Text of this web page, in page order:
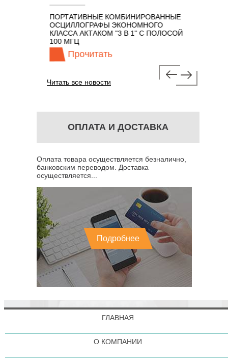
В 1" С ПОЛОСОЙ
ОСЦИЛЛОГРАФЫ KEYSIGHT
TECHNOLOGIES СЕРИИ UXR
Прочитать
Читать все новости
ОПЛАТА И ДОСТАВКА
Оплата товара осуществляется безналично,
банковским переводом. Доставка
осуществляется...
Подробнее
ГЛАВНАЯ
О КОМПАНИИ